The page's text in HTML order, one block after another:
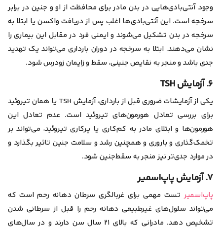
وجود آنتی‌بادی‌هایی در بدن مادر برای محافظت از او و جنین در برابر
سرخجه است. این آنتی‌بادی‌ها اغلب پس از دریافت واکسن یا ابتلا به
سرخجه در بدن تشکیل می‌شوند و ایمنی فرد در مقابل این بیماری را
نشان می‌دهند. ابتلا به سرخجه در دوران بارداری می‌تواند یک تهدید
جدی باشد و منجر به نقایص جنینی، سقط و زایمان زودرس شود.
۶. آزمایش TSH
یکی از آزمایشات ضروری قبل از بارداری، آزمایش TSH یا همان تیروئید
برای بررسی تعادل هورمون‌های تیروئید است. عدم تعادل این
هورمون‌ها و ابتلای مادر به کم‌کاری یا پر‌کاری تیروئید، می‌تواند بر
تخمک‌گذاری و باروری و همچنین رشد و سلامت جنین تاثیر بگذارد و
در موارد جدی‌تر نیز منجر به سقط‌جنین شود.
۷. آزمایش پاپ‌اسمیر
پاپ‌اسمیرتست مهمی برای غربالگری سرطان دهانه رحم است که
می‌تواند سلول‌های غیرطبیعی دهانه رحم را قبل از سرطانی شدن
تشخیص دهد. مادرانی که بالای ۲۱ سال سن دارند و در سال‌های